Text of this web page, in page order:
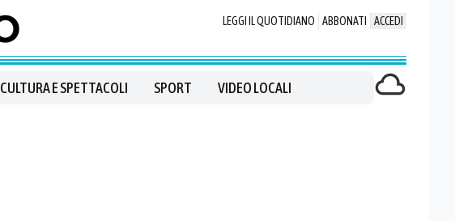
LEGGI IL QUOTIDIANO ABBONATI ACCEDI
CULTURA E SPETTACOLI SPORT VIDEO LOCALI